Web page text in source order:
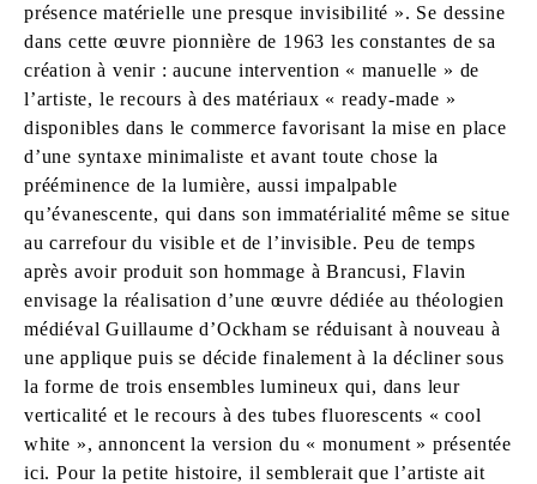
présence matérielle une presque invisibilité ». Se dessine
dans cette œuvre pionnière de 1963 les constantes de sa
création à venir : aucune intervention « manuelle » de
l’artiste, le recours à des matériaux « ready-made »
disponibles dans le commerce favorisant la mise en place
d’une syntaxe minimaliste et avant toute chose la
prééminence de la lumière, aussi impalpable
qu’évanescente, qui dans son immatérialité même se situe
au carrefour du visible et de l’invisible. Peu de temps
après avoir produit son hommage à Brancusi, Flavin
envisage la réalisation d’une œuvre dédiée au théologien
médiéval Guillaume d’Ockham se réduisant à nouveau à
une applique puis se décide finalement à la décliner sous
la forme de trois ensembles lumineux qui, dans leur
verticalité et le recours à des tubes fluorescents « cool
white », annoncent la version du « monument » présentée
ici. Pour la petite histoire, il semblerait que l’artiste ait